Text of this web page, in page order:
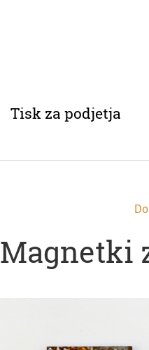
Tisk za podjetja
Magnetki